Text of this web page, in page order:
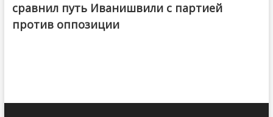
сравнил путь Иванишвили с партией
против оппозиции